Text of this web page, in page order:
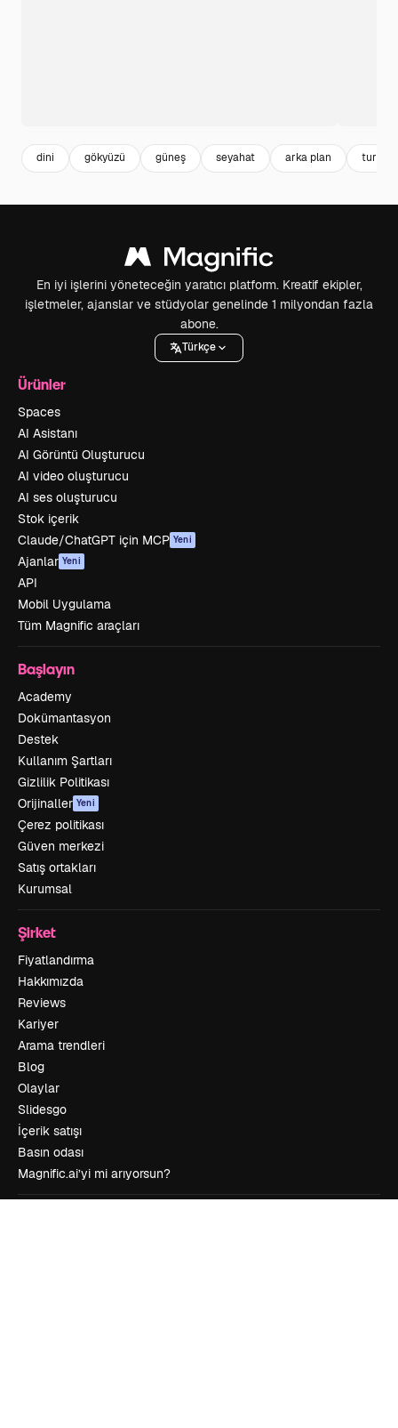
dini gökyüzü güneş seyahat arka plan
En iyi işlerini yöneteceğin yaratıcı platform. Kreatif ekipler,
işletmeler, ajanslar ve stüdyolar genelinde 1 milyondan fazla
abone.
Türkçe
Ürünler
Spaces
AI Asistanı
AI Görüntü Oluşturucu
AI video oluşturucu
AI ses oluşturucu
Stok içerik
Claude/ChatGPT için MCP Yeni
Ajanlar Yeni
API
Mobil Uygulama
Tüm Magnific araçları
Başlayın
Academy
Dokümantasyon
Destek
Kullanım Şartları
Gizlilik Politikası
Orijinaller Yeni
Çerez politikası
Güven merkezi
Satış ortakları
Kurumsal
Şirket
Fiyatlandırma
Hakkımızda
Reviews
Kariyer
Arama trendleri
Blog
Olaylar
Slidesgo
İçerik satışı
Basın odası
Magnific.ai’yi mi arıyorsun?